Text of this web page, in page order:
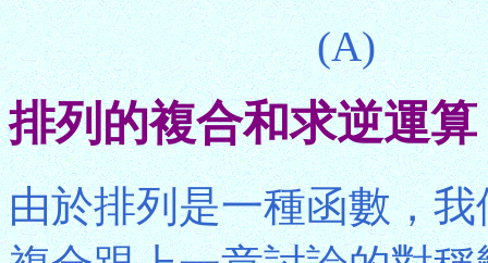
(A)
排列的複合和求逆運算
由於排列是一種函數，